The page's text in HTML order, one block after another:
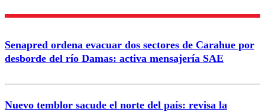
Correo
Senapred ordena evacuar dos sectores de Carahue por
desborde del río Damas: activa mensajería SAE
Nuevo temblor sacude el norte del país: revisa la